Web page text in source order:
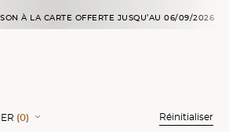
À LA CARTE OFFERTE JUSQU’AU 06/09/2026
(0) Réinitialiser